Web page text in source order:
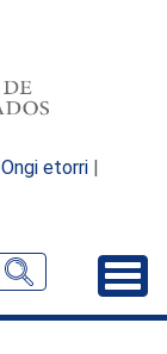
Ongi etorri |